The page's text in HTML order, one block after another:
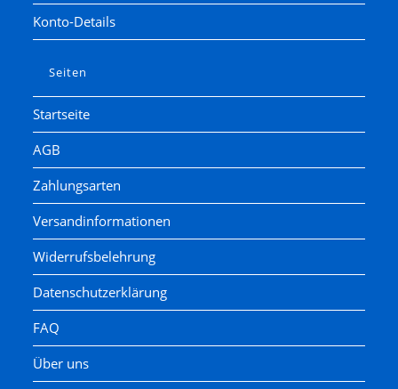
Konto-Details
Seiten
Startseite
AGB
Zahlungsarten
Versandinformationen
Widerrufsbelehrung
Datenschutzerklärung
FAQ
Über uns